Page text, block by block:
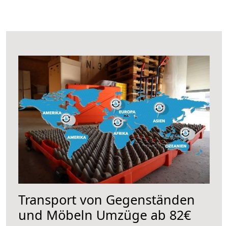
Transport von Gegenständen
und Möbeln Umzüge ab 82€